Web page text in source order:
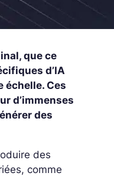
que ce
d’IA
échelle. Ces
d’immenses
des
des
comme